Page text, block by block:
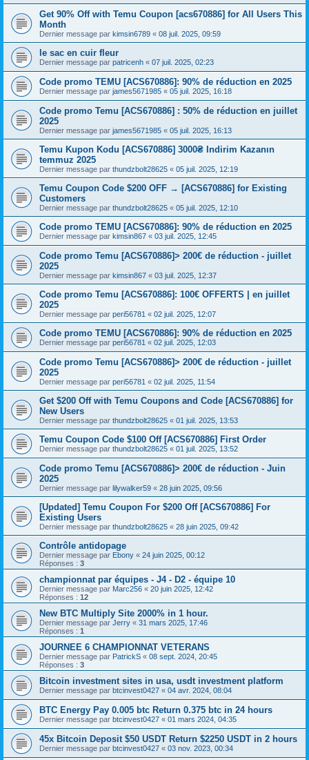
Get 90% Off with Temu Coupon [acs670886] for All Users This
Month
Dernier message par kimsin6789 « 08 juil. 2025, 09:59
le sac en cuir fleur
Dernier message par patricenh « 07 juil. 2025, 02:23
Code promo TEMU [ACS670886]: 90% de réduction en 2025
Dernier message par james5671985 « 05 juil. 2025, 16:18
Code promo Temu [ACS670886] : 50% de réduction en juillet
2025
Dernier message par james5671985 « 05 juil. 2025, 16:13
Temu Kupon Kodu [ACS670886] 3000₴ Indirim Kazanın
temmuz 2025
Dernier message par thundzbolt28625 « 05 juil. 2025, 12:19
Temu Coupon Code $200 OFF → [ACS670886] for Existing
Customers
Dernier message par thundzbolt28625 « 05 juil. 2025, 12:10
Code promo TEMU [ACS670886]: 90% de réduction en 2025
Dernier message par kimsin867 « 03 juil. 2025, 12:45
Code promo Temu [ACS670886]> 200€ de réduction - juillet
2025
Dernier message par kimsin867 « 03 juil. 2025, 12:37
Code promo Temu [ACS670886]: 100€ OFFERTS | en juillet
2025
Dernier message par peri56781 « 02 juil. 2025, 12:07
Code promo TEMU [ACS670886]: 90% de réduction en 2025
Dernier message par peri56781 « 02 juil. 2025, 12:03
Code promo Temu [ACS670886]> 200€ de réduction - juillet
2025
Dernier message par peri56781 « 02 juil. 2025, 11:54
Get $200 Off with Temu Coupons and Code [ACS670886] for
New Users
Dernier message par thundzbolt28625 « 01 juil. 2025, 13:53
Temu Coupon Code $100 Off [ACS670886] First Order
Dernier message par thundzbolt28625 « 01 juil. 2025, 13:52
Code promo Temu [ACS670886]> 200€ de réduction - Juin
2025
Dernier message par lilywalker59 « 28 juin 2025, 09:56
[Updated] Temu Coupon For $200 Off [ACS670886] For
Existing Users
Dernier message par thundzbolt28625 « 28 juin 2025, 09:42
Contrôle antidopage
Dernier message par Ebony « 24 juin 2025, 00:12
Réponses : 3
championnat par équipes - J4 - D2 - équipe 10
Dernier message par Marc256 « 20 juin 2025, 12:42
Réponses : 12
New BTC Multiply Site 2000% in 1 hour.
Dernier message par Jerry « 31 mars 2025, 17:46
Réponses : 1
JOURNEE 6 CHAMPIONNAT VETERANS
Dernier message par PatrickS « 08 sept. 2024, 20:45
Réponses : 3
Bitcoin investment sites in usa, usdt investment platform
Dernier message par btcinvest0427 « 04 avr. 2024, 08:04
BTC Energy Pay 0.005 btc Return 0.375 btc in 24 hours
Dernier message par btcinvest0427 « 01 mars 2024, 04:35
45x Bitcoin Deposit $50 USDT Return $2250 USDT in 2 hours
Dernier message par btcinvest0427 « 03 nov. 2023, 00:34